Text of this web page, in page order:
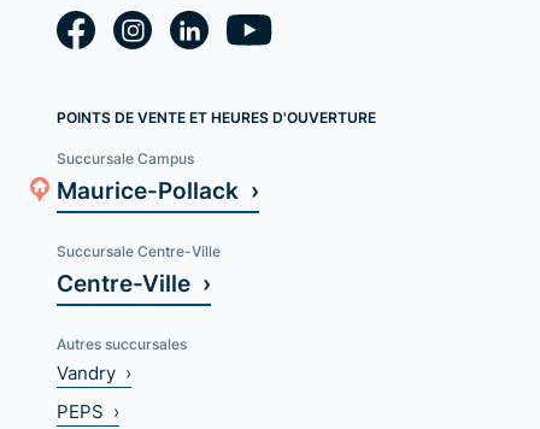
POINTS DE VENTE ET HEURES D'OUVERTURE
Succursale Campus
Maurice-Pollack ›
Succursale Centre-Ville
Centre-Ville ›
Autres succursales
Vandry ›
PEPS ›